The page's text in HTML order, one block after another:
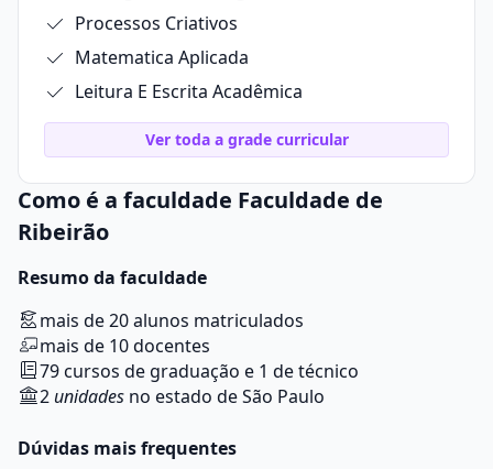
Processos Criativos
Matematica Aplicada
Leitura E Escrita Acadêmica
Ver toda a grade curricular
Como é a faculdade Faculdade de
Ribeirão
Resumo da faculdade
mais de 20 alunos matriculados
mais de 10 docentes
79 cursos de graduação e 1 de técnico
2unidades no estado de São Paulo
Dúvidas mais frequentes